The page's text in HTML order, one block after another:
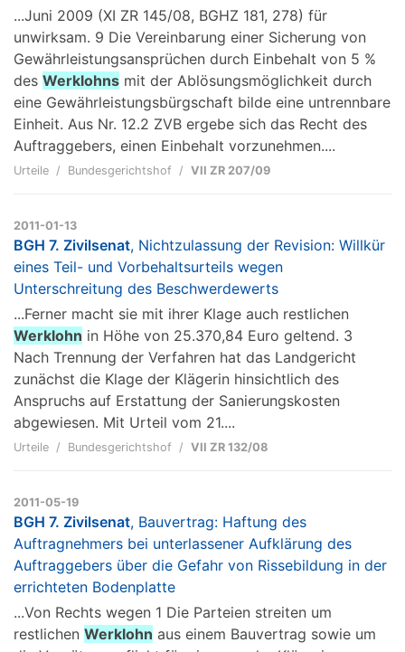
...Juni 2009 (XI ZR 145/08, BGHZ 181, 278) für
unwirksam. 9 Die Vereinbarung einer Sicherung von
Gewährleistungsansprüchen durch Einbehalt von 5 %
des Werklohns mit der Ablösungsmöglichkeit durch
eine Gewährleistungsbürgschaft bilde eine untrennbare
Einheit. Aus Nr. 12.2 ZVB ergebe sich das Recht des
Auftraggebers, einen Einbehalt vorzunehmen....
Urteile Bundesgerichtshof VII ZR 207/09
2011-01-13
BGH 7. Zivilsenat, Nichtzulassung der Revision: Willkür
eines Teil- und Vorbehaltsurteils wegen
Unterschreitung des Beschwerdewerts
...Ferner macht sie mit ihrer Klage auch restlichen
Werklohn in Höhe von 25.370,84 Euro geltend. 3
Nach Trennung der Verfahren hat das Landgericht
zunächst die Klage der Klägerin hinsichtlich des
Anspruchs auf Erstattung der Sanierungskosten
abgewiesen. Mit Urteil vom 21....
Urteile Bundesgerichtshof VII ZR 132/08
2011-05-19
BGH 7. Zivilsenat, Bauvertrag: Haftung des
Auftragnehmers bei unterlassener Aufklärung des
Auftraggebers über die Gefahr von Rissebildung in der
errichteten Bodenplatte
...Von Rechts wegen 1 Die Parteien streiten um
restlichen Werklohn aus einem Bauvertrag sowie um